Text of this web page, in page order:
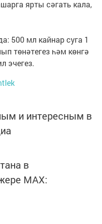
ярты сәгать кала,
500 мл кайнар суга 1
төнәтегез һәм көнгә
эчегез.
и интересным в
в
MАХ: